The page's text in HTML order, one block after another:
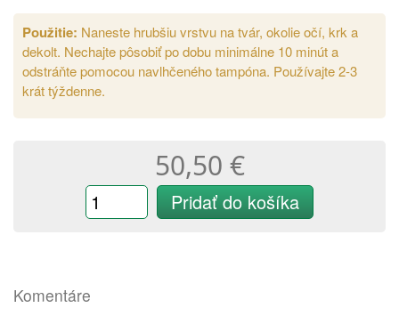
Použitie: Naneste hrubšiu vrstvu na tvár, okolie očí, krk a
dekolt. Nechajte pôsobiť po dobu minimálne 10 minút a
odstráňte pomocou navlhčeného tampóna. Používajte 2-3
krát týždenne.
50,50 €
Pridať do košíka
Komentáre